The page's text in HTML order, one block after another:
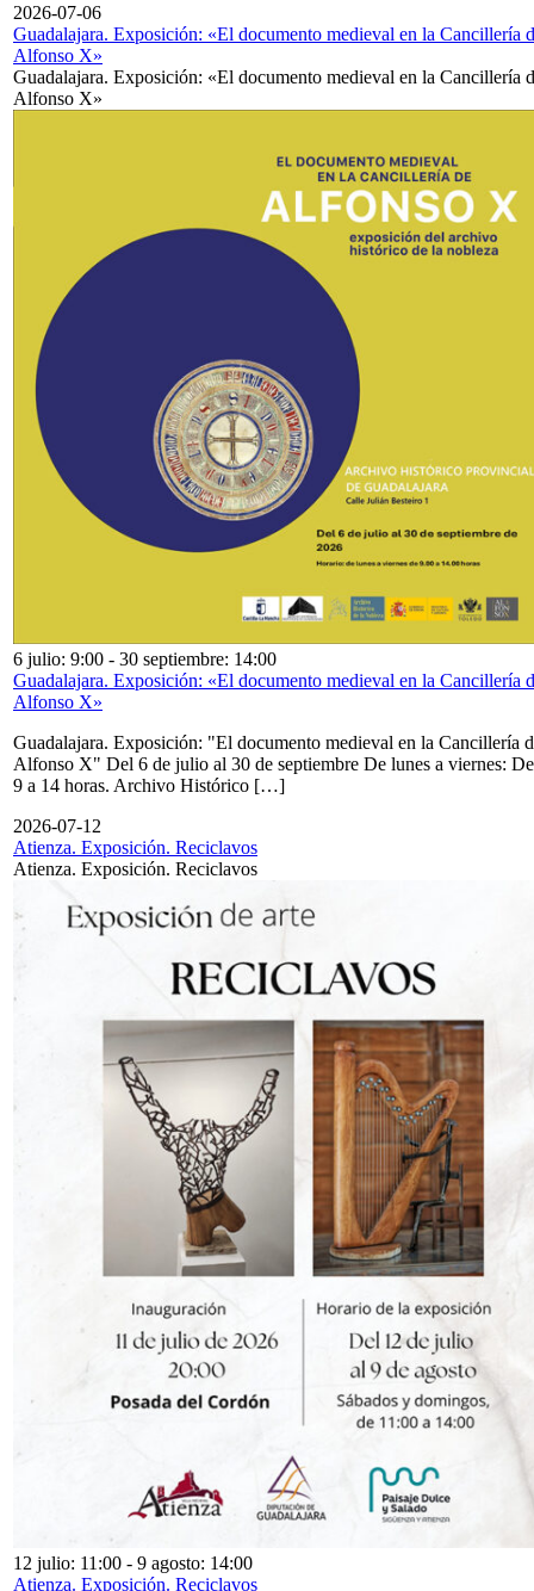
2026-07-06
Guadalajara. Exposición: «El documento medieval en la Cancillería
Alfonso X»
Guadalajara. Exposición: «El documento medieval en la Cancillería
Alfonso X»
6 julio: 9:00 - 30 septiembre: 14:00
Guadalajara. Exposición: «El documento medieval en la Cancillería
Alfonso X»
Guadalajara. Exposición: "El documento medieval en la Cancillería
Alfonso X" Del 6 de julio al 30 de septiembre De lunes a viernes: De
9 a 14 horas. Archivo Histórico […]
2026-07-12
Atienza. Exposición. Reciclavos
Atienza. Exposición. Reciclavos
12 julio: 11:00 - 9 agosto: 14:00
Atienza. Exposición. Reciclavos